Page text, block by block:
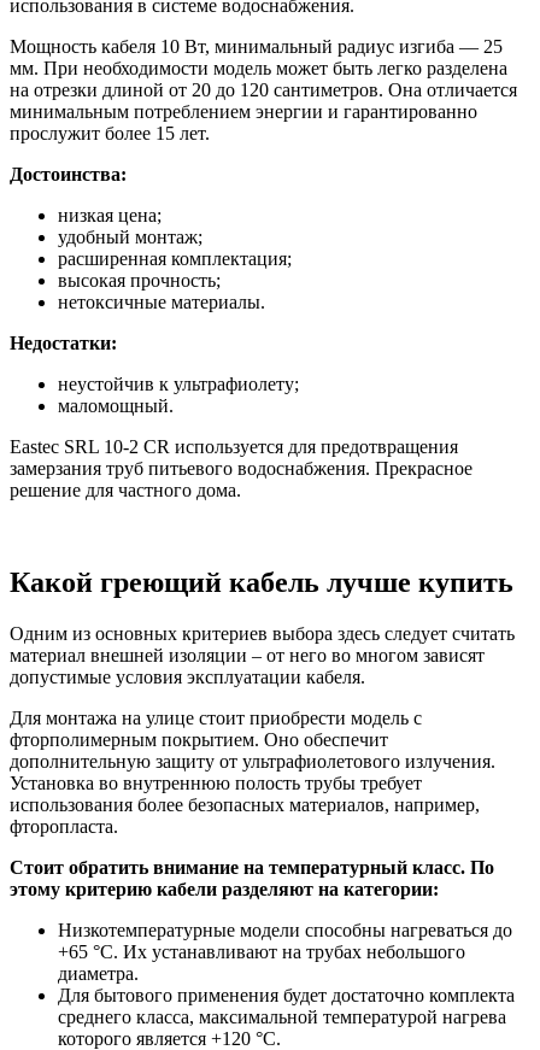
использования в системе водоснабжения.
Мощность кабеля 10 Вт, минимальный радиус изгиба — 25
мм. При необходимости модель может быть легко разделена
на отрезки длиной от 20 до 120 сантиметров. Она отличается
минимальным потреблением энергии и гарантированно
прослужит более 15 лет.
Достоинства:
низкая цена;
удобный монтаж;
расширенная комплектация;
высокая прочность;
нетоксичные материалы.
Недостатки:
неустойчив к ультрафиолету;
маломощный.
Eastec SRL 10-2 CR используется для предотвращения
замерзания труб питьевого водоснабжения. Прекрасное
решение для частного дома.
Какой греющий кабель лучше купить
Одним из основных критериев выбора здесь следует считать
материал внешней изоляции – от него во многом зависят
допустимые условия эксплуатации кабеля.
Для монтажа на улице стоит приобрести модель с
фторполимерным покрытием. Оно обеспечит
дополнительную защиту от ультрафиолетового излучения.
Установка во внутреннюю полость трубы требует
использования более безопасных материалов, например,
фторопласта.
Стоит обратить внимание на температурный класс. По
этому критерию кабели разделяют на категории:
Низкотемпературные модели способны нагреваться до
+65 °С. Их устанавливают на трубах небольшого
диаметра.
Для бытового применения будет достаточно комплекта
среднего класса, максимальной температурой нагрева
которого является +120 °С.